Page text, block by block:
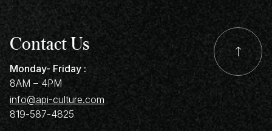
Contact Us
Monday- Friday :
8AM – 4PM
info@api-culture.com
819-587-4825